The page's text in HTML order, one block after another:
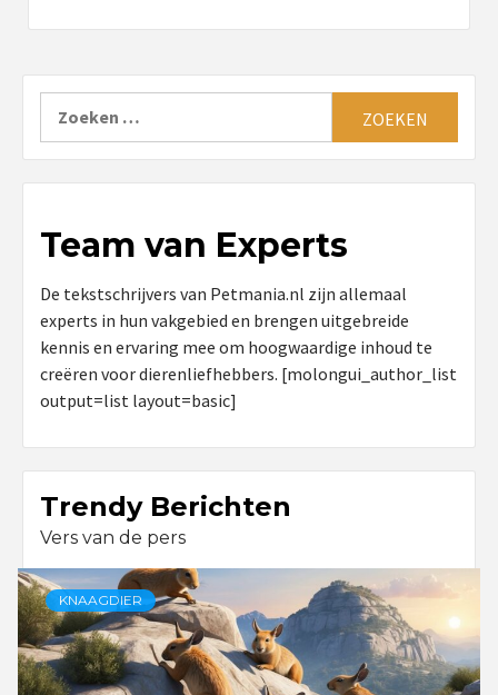
Team van Experts
De tekstschrijvers van Petmania.nl zijn allemaal
experts in hun vakgebied en brengen uitgebreide
kennis en ervaring mee om hoogwaardige inhoud te
creëren voor dierenliefhebbers. [molongui_author_list
output=list layout=basic]
Trendy Berichten
Vers van de pers
KNAAGDIER